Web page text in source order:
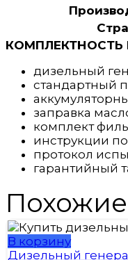
КОМПЛЕКТНОСТЬ
дизельный
стандартный
заправка
комплект
инструкции
протокол
гарантийный
Похожие
В корзину
Дизельный